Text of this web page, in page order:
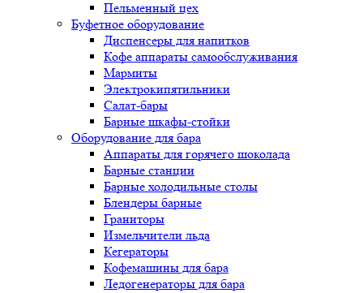
Пельменный цех
Буфетное оборудование
Диспенсеры для напитков
Кофе аппараты самообслуживания
Мармиты
Электрокипятильники
Cалат-бары
Барные шкафы-стойки
Оборудование для бара
Аппараты для горячего шоколада
Барные станции
Барные холодильные столы
Блендеры барные
Граниторы
Измельчители льда
Кегераторы
Кофемашины для бара
Ледогенераторы для бара